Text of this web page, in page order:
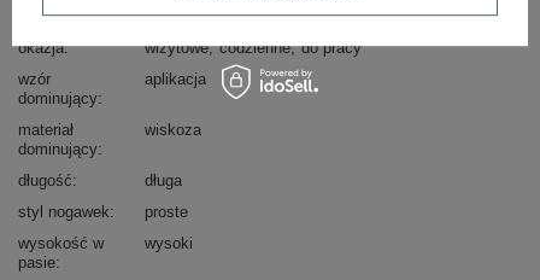
styl
elegancki
okazja
wizytowe codzienne do pracy
wzór
dominujący
aplikacja
materiał
dominujący
wiskoza
długość
długa
styl nogawek
proste
wysokość w
pasie
wysoki